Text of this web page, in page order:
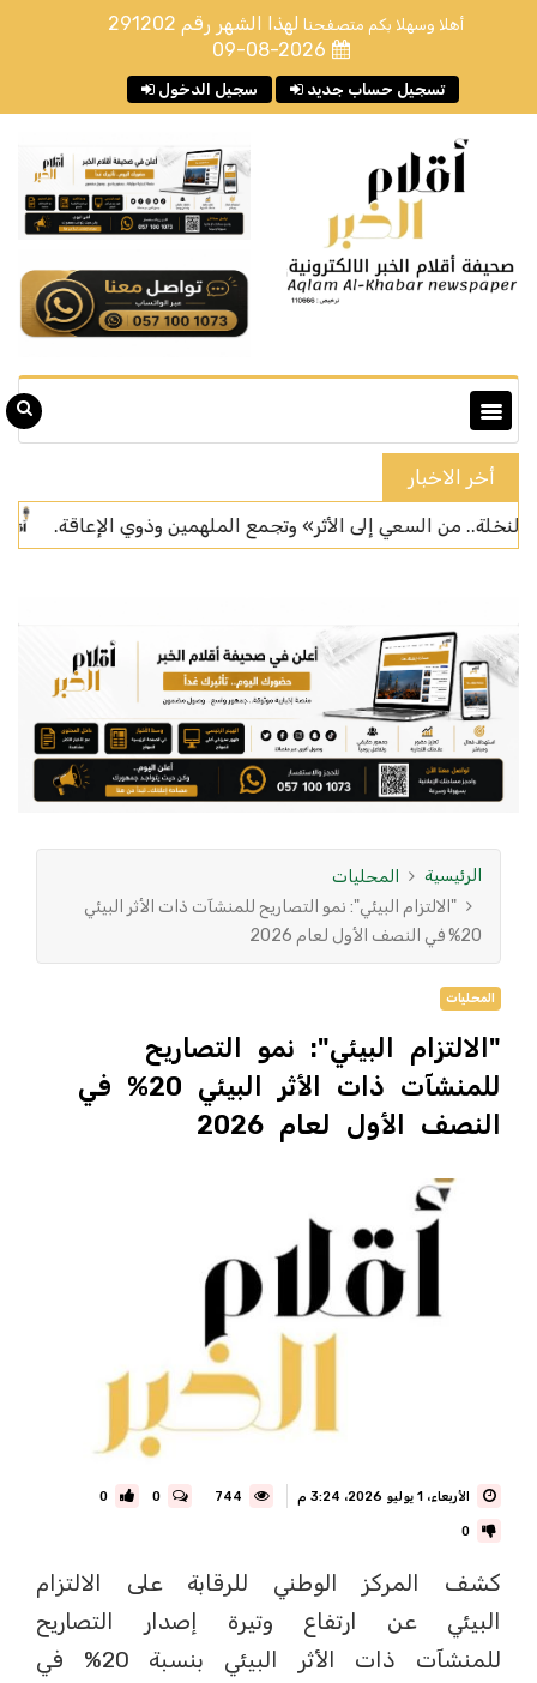
أهلا وسهلا بكم متصفحنا لهذا الشهر رقم 291202
09-08-2026
سجيل الدخول تسجيل حساب جديد
أخر الاخبار
السعي إلى الأثر» وتجمع الملهمين وذوي الإعاقة.
الرئيسية
المحليات
"الالتزام البيئي": نمو التصاريح للمنشآت ذات الأثر البيئي
20% في النصف الأول لعام 2026
المحليات
"الالتزام البيئي": نمو التصاريح
للمنشآت ذات الأثر البيئي 20% في
النصف الأول لعام 2026
الأربعاء، 1 يوليو 2026، 3:24 م 0
0
0
كشف المركز الوطني للرقابة على الالتزام
البيئي عن ارتفاع وتيرة إصدار التصاريح
للمنشآت ذات الأثر البيئي بنسبة 20% في